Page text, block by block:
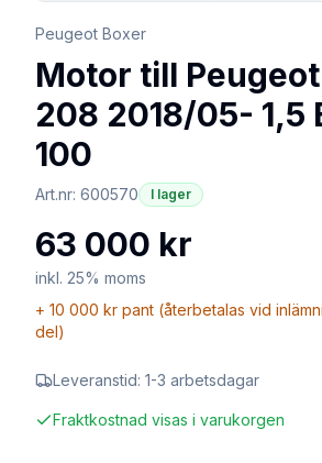
Peugeot Boxer
Motor till
208 2018/05- 1,5
100
Art.nr: 600570 I lager
63 000 kr
inkl. 25% moms
+ 10 000 kr pant (återbetalas vid
del)
Leveranstid: 1-3 arbetsdagar
Fraktkostnad visas i varukorgen